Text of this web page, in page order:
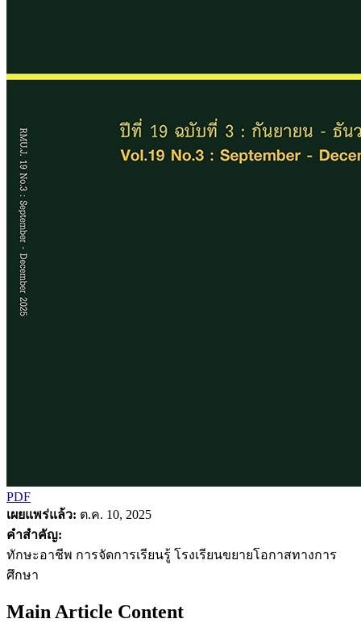
PDF
เผยแพร่แล้ว: ต.ค. 10, 2025
คำสำคัญ:
ทักษะอาชีพ การจัดการเรียนรู้ โรงเรียนขยายโอกาสทางการ
ศึกษา
Main Article Content